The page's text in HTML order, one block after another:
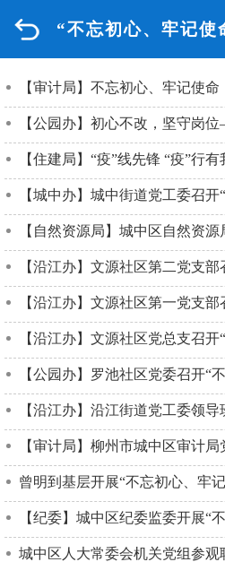
“不忘初心、牢记使
首页
品质城中
新闻中心
政府信息公开
网上办事
数据专题